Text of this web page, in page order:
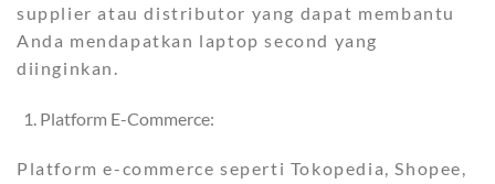
supplier atau distributor yang dapat membantu
Anda mendapatkan laptop second yang
diinginkan.
Platform E-Commerce:
Platform e-commerce seperti Tokopedia, Shopee,